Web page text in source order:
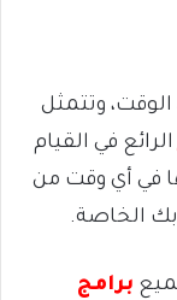
وتتمثل
الرائع في القيام
في أي وقت من
الخاصة.
برامج